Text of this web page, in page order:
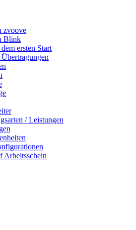
zvoove
Blink
ersten Start
/ Leistungen
Arbeitsschein